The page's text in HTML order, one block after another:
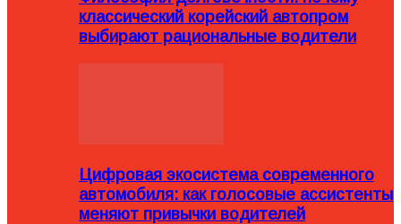
классический корейский автопром
выбирают рациональные водители
Цифровая экосистема современного
автомобиля: как голосовые ассистенты
меняют привычки водителей